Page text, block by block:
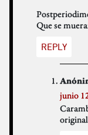
Que se
REPLY
junio